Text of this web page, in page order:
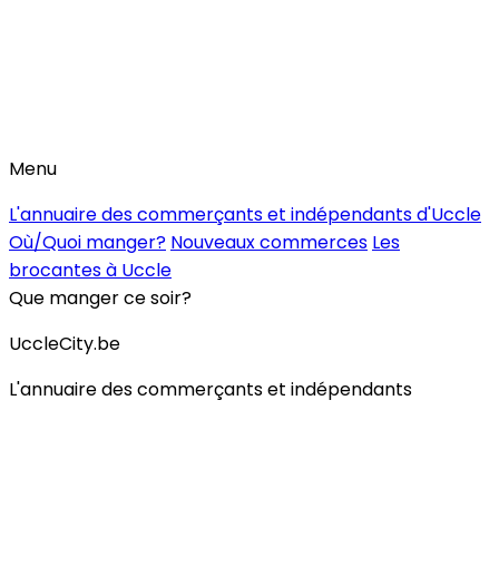
Menu
L'annuaire des commerçants et indépendants d'Uccle
Où/Quoi manger? Nouveaux commerces Les
brocantes à Uccle
Que manger ce soir?
UccleCity.be
L'annuaire des commerçants et indépendants